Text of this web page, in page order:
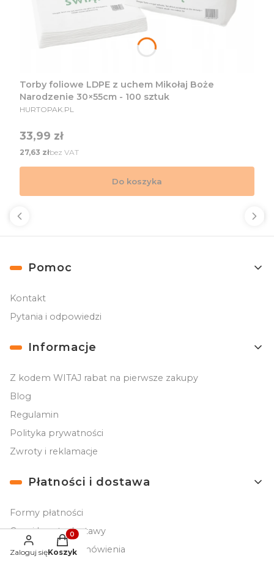
Torby foliowe LDPE z uchem Mikołaj Boże
Narodzenie 30×55cm - 100 sztuk
PRODUCENT
HURTOPAK.PL
Cena
33,99 zł
Cena
27,63 złbez VAT
Do koszyka
Linki w stopce
Pomoc
Kontakt
Pytania i odpowiedzi
Informacje
Z kodem WITAJ rabat na pierwsze zakupy
Blog
Regulamin
Polityka prywatności
Zwroty i reklamacje
Płatności i dostawa
Formy płatności
Czas i koszty dostawy
Czas realizacji zamówienia
Zaloguj się
Produkty w koszyku: 0. Zobacz szczegóły
Koszyk